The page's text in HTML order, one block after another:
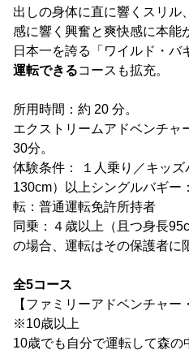
出しの身体に直に響くスリル
感に響く興奮と爽快感に本能
日本一を誇る「ワイルド・バ
運転できるコースも拡充。
所用時間：約 20 分。
エクストリームアドベンチャ
30分。
体験条件： １人乗り／キッ
130cm）以上シングルバギー
転：普通運転免許所持者
同乗：４歳以上（且つ身長
の場合、運転はその保護者に
全5コース
【ファミリーアドベンチャ
※10歳以上
10歳でも自分で運転して森の